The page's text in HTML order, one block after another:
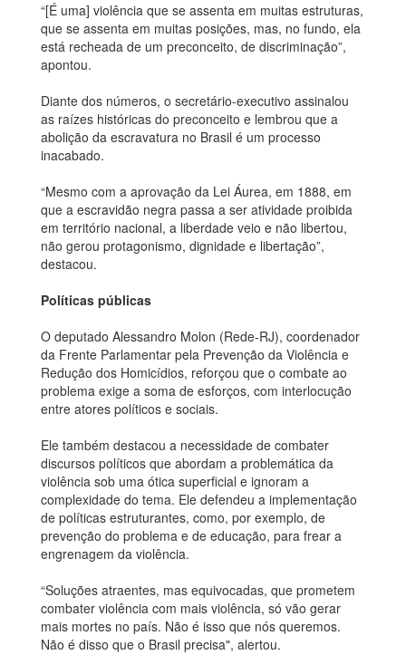
“[É uma] violência que se assenta em muitas estruturas,
que se assenta em muitas posições, mas, no fundo, ela
está recheada de um preconceito, de discriminação”,
apontou.
Diante dos números, o secretário-executivo assinalou
as raízes históricas do preconceito e lembrou que a
abolição da escravatura no Brasil é um processo
inacabado.
“Mesmo com a aprovação da Lei Áurea, em 1888, em
que a escravidão negra passa a ser atividade proibida
em território nacional, a liberdade veio e não libertou,
não gerou protagonismo, dignidade e libertação”,
destacou.
Políticas públicas
O deputado Alessandro Molon (Rede-RJ), coordenador
da Frente Parlamentar pela Prevenção da Violência e
Redução dos Homicídios, reforçou que o combate ao
problema exige a soma de esforços, com interlocução
entre atores políticos e sociais.
Ele também destacou a necessidade de combater
discursos políticos que abordam a problemática da
violência sob uma ótica superficial e ignoram a
complexidade do tema. Ele defendeu a implementação
de políticas estruturantes, como, por exemplo, de
prevenção do problema e de educação, para frear a
engrenagem da violência.
“Soluções atraentes, mas equivocadas, que prometem
combater violência com mais violência, só vão gerar
mais mortes no país. Não é isso que nós queremos.
Não é disso que o Brasil precisa", alertou.